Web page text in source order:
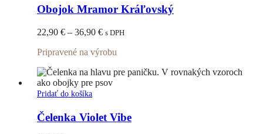
má
viacero
variantov.
Možnosti
si
môžete
vybrať
na
stránke
Obojok Mramor Kráľovský
22,90 € – 36,90 €Price
22,90 €
36,90 €
s DPH
Pripravené na výrobu
Pridať do košíka
Čelenka Violet Vibe